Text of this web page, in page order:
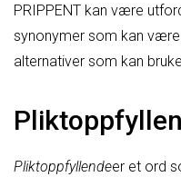
PRIPPENT kan være
synonymer som kan være
alternativer som kan
Pliktoppfyllendeer et ord